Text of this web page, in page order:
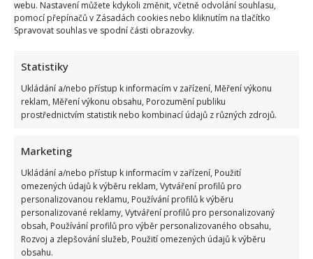
webu. Nastavení můžete kdykoli změnit, včetně odvolání souhlasu,
pomocí přepínačů v Zásadách cookies nebo kliknutím na tlačítko
Spravovat souhlas ve spodní části obrazovky.
Statistiky
Ukládání a/nebo přístup k informacím v zařízení, Měření výkonu
reklam, Měření výkonu obsahu, Porozumění publiku
prostřednictvím statistik nebo kombinací údajů z různých zdrojů.
Marketing
Ukládání a/nebo přístup k informacím v zařízení, Použití
omezených údajů k výběru reklam, Vytváření profilů pro
personalizovanou reklamu, Používání profilů k výběru
personalizované reklamy, Vytváření profilů pro personalizovaný
obsah, Používání profilů pro výběr personalizovaného obsahu,
Rozvoj a zlepšování služeb, Použití omezených údajů k výběru
obsahu.